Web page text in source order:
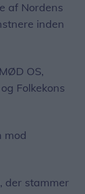
af Nordens
inden
OS,
Folkekons
mod
der stammer